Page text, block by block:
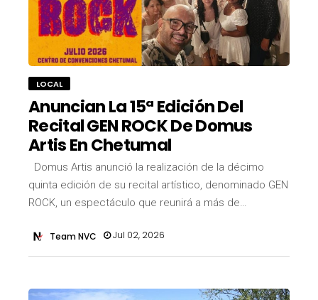
LOCAL
Anuncian La 15ª Edición Del
Recital GEN ROCK De Domus
Artis En Chetumal
Domus Artis anunció la realización de la décimo
quinta edición de su recital artístico, denominado GEN
ROCK, un espectáculo que reunirá a más de…
Team NVC Jul 02, 2026